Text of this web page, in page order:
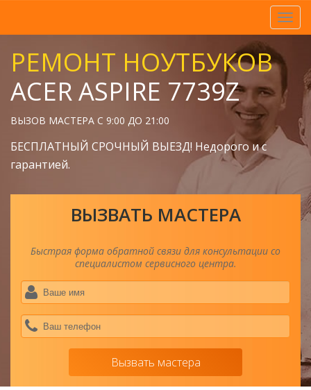
РЕМОНТ НОУТБУКОВ
ACER ASPIRE 7739Z
ВЫЗОВ МАСТЕРА С 9:00 ДО 21:00
БЕСПЛАТНЫЙ СРОЧНЫЙ ВЫЕЗД! Недорого и с
гарантией.
ВЫЗВАТЬ МАСТЕРА
Быстрая форма обратной связи для консультации со
специалистом сервисного центра.
Вызвать мастера